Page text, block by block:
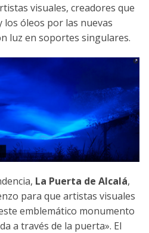
visuales, creadores que
óleos por las nuevas
luz en soportes singulares.
La Puerta de Alcalá,
para que artistas visuales
emblemático monumento
a través de la puerta». El